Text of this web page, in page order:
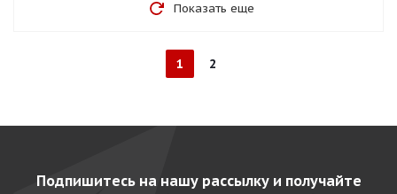
Показать еще
1 2
Подпишитесь на нашу рассылку и получайте